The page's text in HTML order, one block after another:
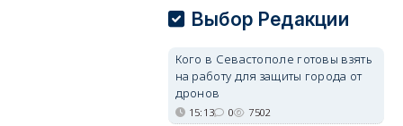
Выбор Редакции
Кого в Севастополе готовы взять
на работу для защиты города от
дронов
15:13 0 7502